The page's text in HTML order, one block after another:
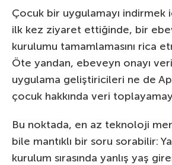
Çocuk bir uygulamayı indirmek
ilk kez ziyaret ettiğinde, bir
kurulumu tamamlamasını rica
Öte yandan, ebeveyn onayı
uygulama geliştiricileri ne de
çocuk hakkında veri
Bu noktada, en az teknoloji
bile mantıklı bir soru sorabilir:
kurulum sırasında yanlış yaş